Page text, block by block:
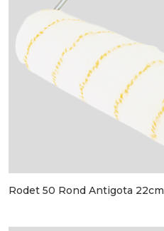
Rodet 50 Rond Antigota 22cm